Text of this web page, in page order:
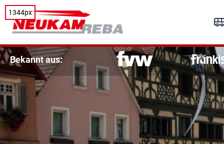
1344px
Bekannt aus: